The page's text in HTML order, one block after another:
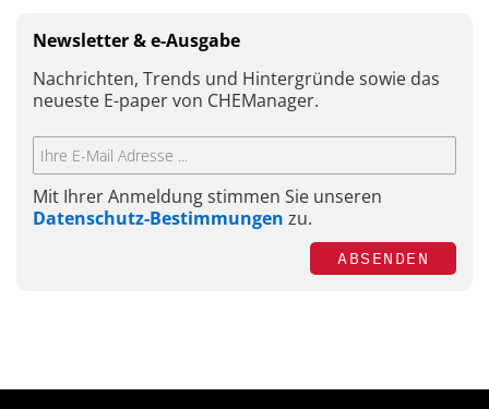
Newsletter & e-Ausgabe
Nachrichten, Trends und Hintergründe sowie das
neueste E-paper von CHEManager.
Mit Ihrer Anmeldung stimmen Sie unseren
Datenschutz-Bestimmungen zu.
ABSENDEN